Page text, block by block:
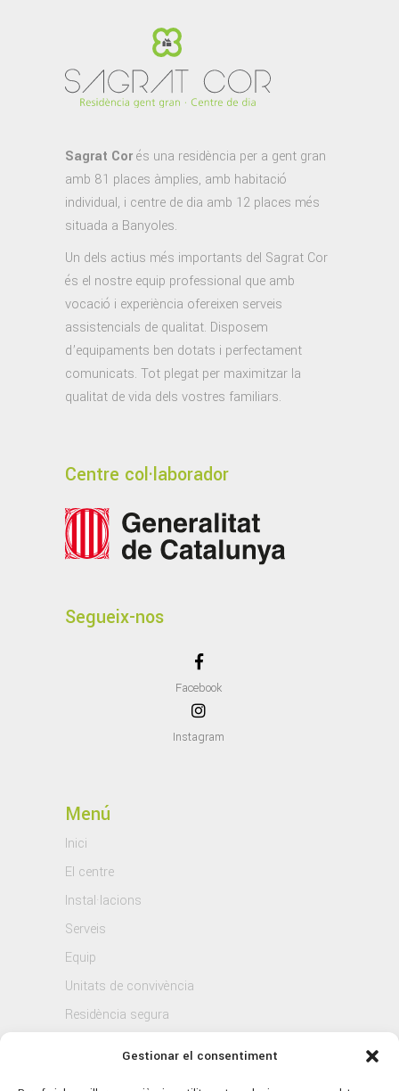
Gestionar el consentiment
Sagrat Corés una residència per a gent gran
amb 81 places àmplies, amb habitació
individual, i centre de dia amb 12 places més
situada a Banyoles.
Un dels actius més importants del Sagrat Cor
és el nostre equip professional que amb
vocació i experiència ofereixen serveis
assistencials de qualitat. Disposem
d’equipaments ben dotats i perfectament
comunicats. Tot plegat per maximitzar la
qualitat de vida dels vostres familiars.
Centre col·laborador
Segueix-nos
Facebook
Instagram
Menú
Inici
El centre
Instal·lacions
Serveis
Equip
Unitats de convivència
Residència segura